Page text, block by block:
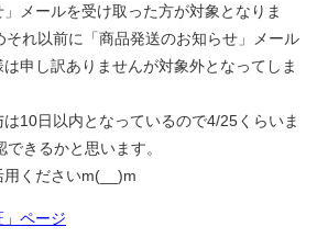
メールを受け取った方が対象となりま
それ以前に「商品発送のお知らせ」メール
申し訳ありませんが対象外となってしま
10日以内となっているので4/25くらいま
きるかと思います。
くださいm(__)m
」ページ